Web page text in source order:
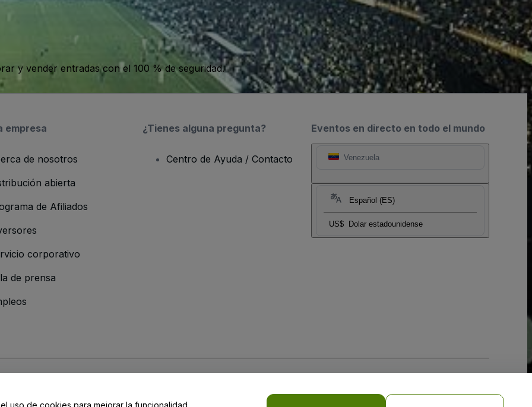
y vender entradas con el 100 % de seguridad.
Eventos en directo en todo el mundo
Venezuela
Español (ES)
US$ Dolar estadounidense
empresa
de nosotros
abierta
de Afiliados
corporativo
de prensa
¿Tienes alguna pregunta?
Centro de Ayuda / Contacto
y de laPolítica de Privacidad para Móviles
uso de cookies para mejorar la funcionalidad